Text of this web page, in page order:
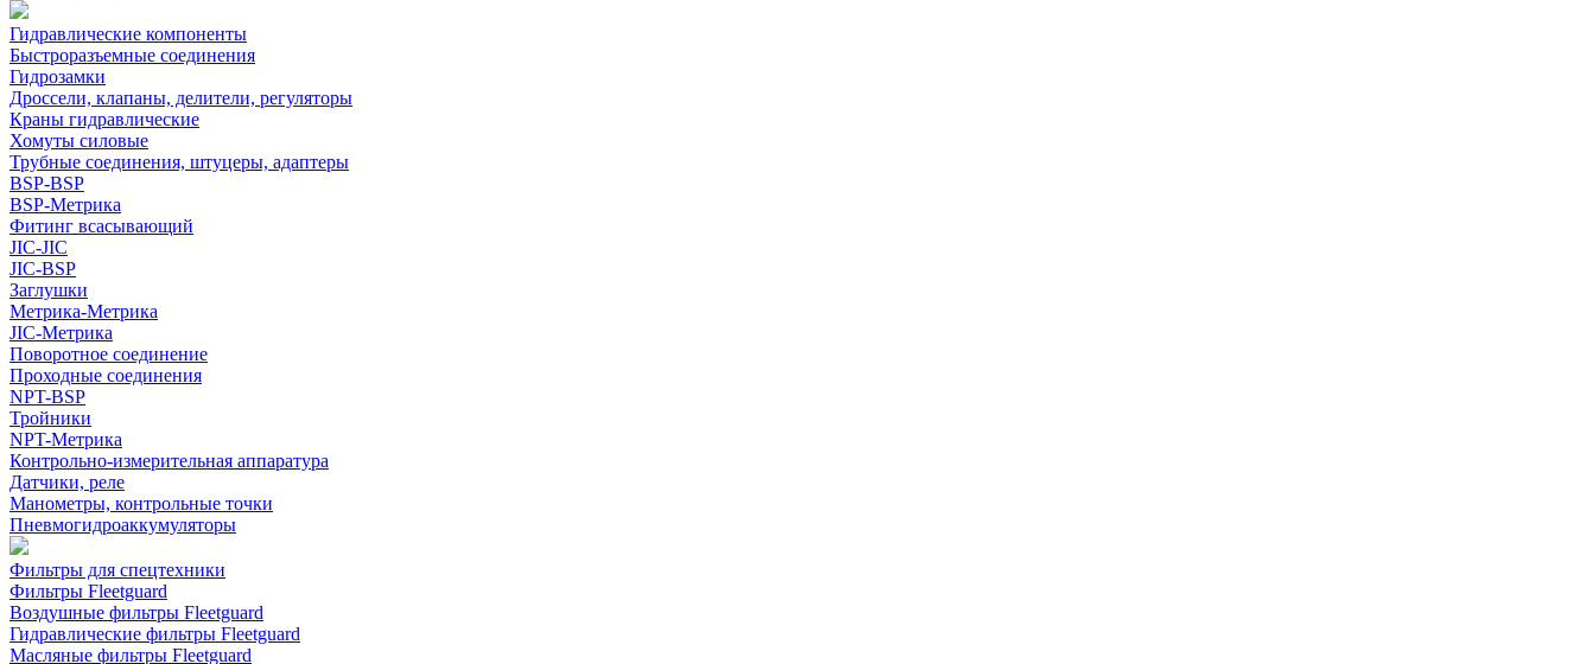
Гидравлические компоненты
Быстроразъемные соединения
Гидрозамки
Дроссели, клапаны, делители, регуляторы
Краны гидравлические
Хомуты силовые
Трубные соединения, штуцеры, адаптеры
BSP-BSP
BSP-Метрика
Фитинг всасывающий
JIC-JIC
JIC-BSP
Заглушки
Метрика-Метрика
JIC-Метрика
Поворотное соединение
Проходные соединения
NPT-BSP
Тройники
NPT-Метрика
Контрольно-измерительная аппаратура
Датчики, реле
Манометры, контрольные точки
Пневмогидроаккумуляторы
Фильтры для спецтехники
Фильтры Fleetguard
Воздушные фильтры Fleetguard
Гидравлические фильтры Fleetguard
Масляные фильтры Fleetguard